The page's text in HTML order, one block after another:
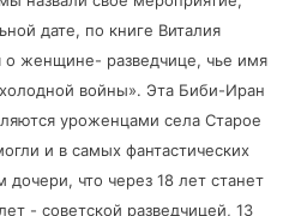
дате, по книге Виталия
о женщине- разведчице, чье имя
войны». Эта Биби-Иран
уроженцами села Старое
и в самых фантастических
что через 18 лет станет
- советской разведчицей, 13